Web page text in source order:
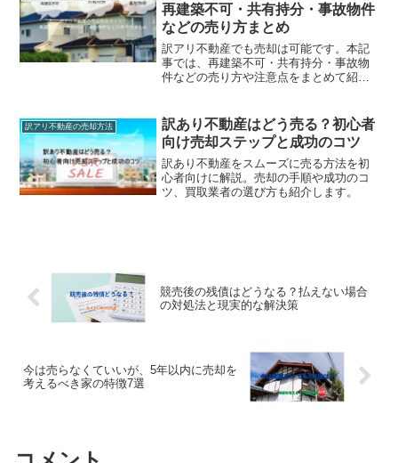
再建築不可・共有持分・事故物件
などの売り方まとめ
訳アリ不動産でも売却は可能です。本記
事では、再建築不可・共有持分・事故物
件などの売り方や注意点をまとめて紹介
訳アリ不動産の売却方法
訳あり不動産はどう売る？初心者
向け売却ステップと成功のコツ
訳あり不動産をスムーズに売る方法を初
心者向けに解説。売却の手順や成功のコ
ツ、買取業者の選び方も紹介します。
競売後の残債はどうなる？払えない場合
の対処法と現実的な解決策
今は売らなくていいが、5年以内に売却を
考えるべき家の特徴7選